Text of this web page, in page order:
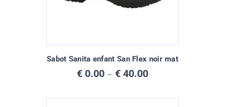
Sabot Sanita enfant San Flex noir mat
€ 0.00 – € 40.00Plage
€ 0.00